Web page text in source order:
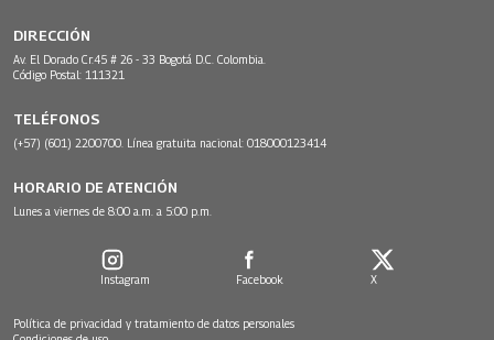
DIRECCIÓN
Av. El Dorado Cr.45 # 26 - 33 Bogotá D.C. Colombia.
Código Postal: 111321
TELÉFONOS
(+57) (601) 2200700. Línea gratuita nacional: 018000123414
HORARIO DE ATENCIÓN
Lunes a viernes de 8:00 a.m. a 5:00 p.m.
Instagram Facebook X
Política de privacidad y tratamiento de datos personales